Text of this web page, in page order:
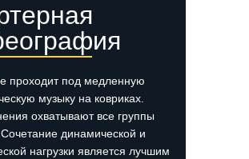
проходит под медленную
музыку на ковриках.
охватывают все группы
динамической и
нагрузки является лучшим